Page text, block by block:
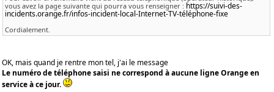
vous avez la page suivante qui pourra vous renseigner : https://suivi-des-
incidents.orange.fr/infos-incident-local-Internet-TV-téléphone-fixe
Cordialement.
OK, mais quand je rentre mon tel, j'ai le message
Le numéro de téléphone saisi ne correspond à aucune ligne Orange en
service à ce jour.